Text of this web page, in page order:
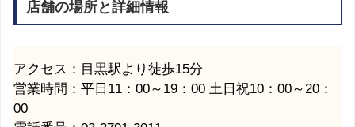
店舗の場所と詳細情報
アクセス：目黒駅より徒歩15分
営業時間：平日11：00～19：00 土日祝10：00～20：
00